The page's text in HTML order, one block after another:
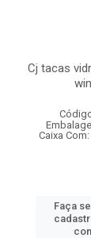
Cj tacas
Caixa
Faça